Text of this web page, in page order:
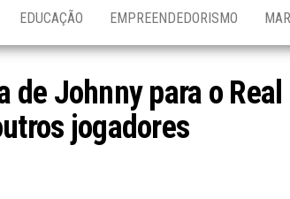
EDUCAÇÃO EMPREENDEDORISMO
Johnny para o Real
jogadores